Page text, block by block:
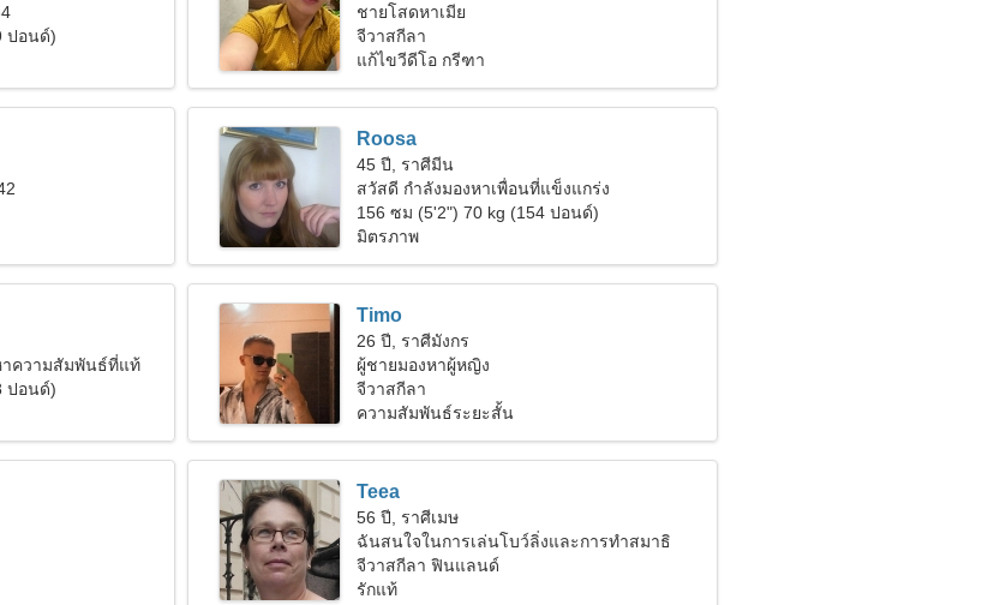
ปอนด์)
ชายโสดหาเมีย
จีวาสกีลา
แก้ไขวีดีโอ กรีฑา
Roosa
45 ปี, ราศีมีน
สวัสดี กำลังมองหาเพื่อนที่แข็งแกร่ง
156 ซม (5'2") 70 kg (154 ปอนด์)
มิตรภาพ
าความสัมพันธ์ที่แท้
ปอนด์)
Timo
26 ปี, ราศีมังกร
ผู้ชายมองหาผู้หญิง
จีวาสกีลา
ความสัมพันธ์ระยะสั้น
Teea
56 ปี, ราศีเมษ
ฉันสนใจในการเล่นโบว์ลิ่งและการทำสมาธิ
จีวาสกีลา ฟินแลนด์
รักแท้